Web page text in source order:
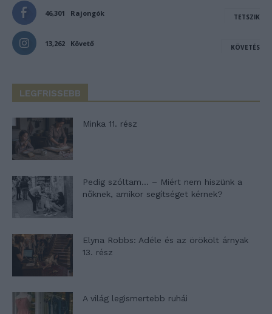
46,301 Rajongók TETSZIK
13,262 Követő KÖVETÉS
LEGFRISSEBB
Minka 11. rész
Pedig szóltam… – Miért nem hiszünk a
nőknek, amikor segítséget kérnek?
Elyna Robbs: Adéle és az örökölt árnyak
13. rész
A világ legismertebb ruhái